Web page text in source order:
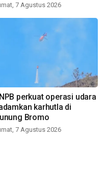
7 Agustus 2026
perkuat operasi udara
karhutla di
Bromo
7 Agustus 2026